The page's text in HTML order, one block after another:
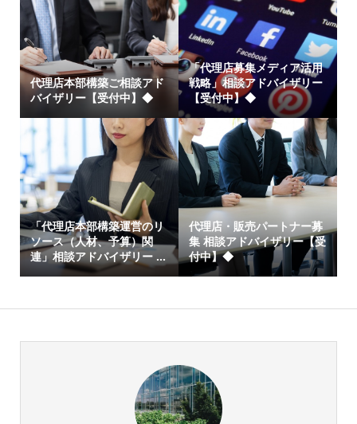
代理店本部構築ご相談アド
バイザリー【受付中】◆
「代理店募集メディア活用
戦略」相談アドバイザリー
【受付中】◆
「代理店本部構築運営のリ
ソース（人材、予算）関
連」相談アドバイザリー ...
代理店・販売パートナー募
集 相談アドバイザリー【受
付中】◆